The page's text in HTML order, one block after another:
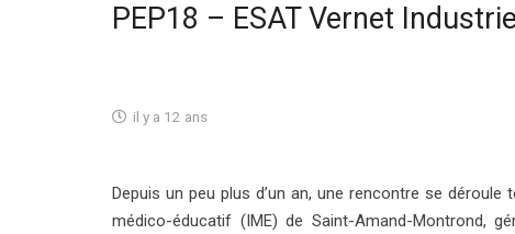
PEP18 – ESAT Vernet
il y a 12 ans
Depuis un peu plus d’un an, une rencontre se
médico-éducatif (IME) de Saint-Amand-Montrond,